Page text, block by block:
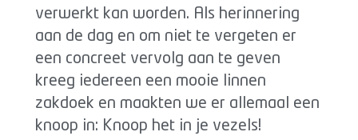
verwerkt kan worden. Als herinnering
aan de dag en om niet te vergeten er
een concreet vervolg aan te geven
kreeg iedereen een mooie linnen
zakdoek en maakten we er allemaal een
knoop in: Knoop het in je vezels!